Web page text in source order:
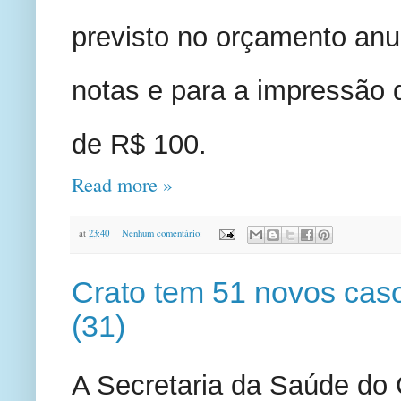
previsto no orçamento
notas e para a impressão
de R$ 100.
Read more »
at 23:40 Nenhum comentário:
Crato tem 51 novos
(31)
A Secretaria da Saúde